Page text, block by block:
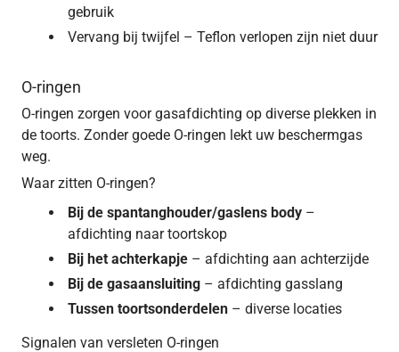
gebruik
Vervang bij twijfel – Teflon verlopen zijn niet duur
O-ringen
O-ringen zorgen voor gasafdichting op diverse plekken in
de toorts. Zonder goede O-ringen lekt uw beschermgas
weg.
Waar zitten O-ringen?
Bij de spantanghouder/gaslens body –
afdichting naar toortskop
Bij het achterkapje – afdichting aan achterzijde
Bij de gasaansluiting – afdichting gasslang
Tussen toortsonderdelen – diverse locaties
Signalen van versleten O-ringen